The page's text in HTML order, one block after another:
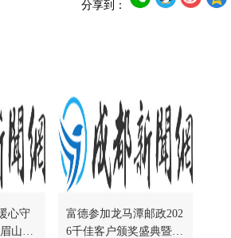
分享到：
心守
山中
富德参加龙马潭邮政202
6千佳客户颁奖盛典暨高